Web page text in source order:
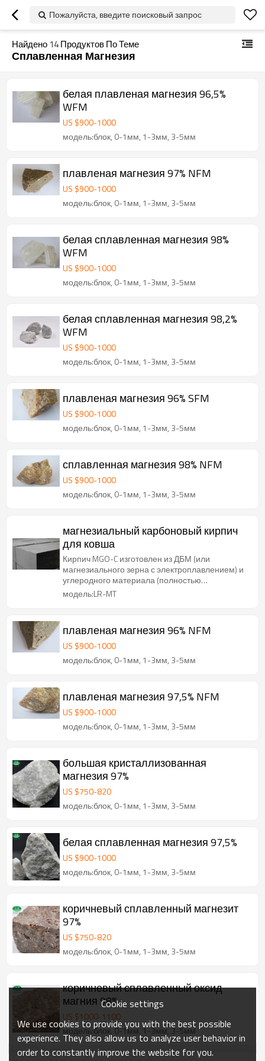
Пожалуйста, введите поисковый запрос
Найдено 14Продуктов По Теме
Сплавленная Магнезия
белая плавленая магнезия 96,5%
WFM
US $900-1000
модель:блок, 0-1мм, 1-3мм, 3-5мм
плавленая магнезия 97% NFM
US $900-1000
модель:блок, 0-1мм, 1-3мм, 3-5мм
белая сплавленная магнезия 98%
WFM
US $900-1000
модель:блок, 0-1мм, 1-3мм, 3-5мм
белая сплавленная магнезия 98,2%
WFM
US $900-1000
модель:блок, 0-1мм, 1-3мм, 3-5мм
плавленая магнезия 96% SFM
US $900-1000
модель:блок, 0-1мм, 1-3мм, 3-5мм
сплавленная магнезия 98% NFM
US $900-1000
модель:блок, 0-1мм, 1-3мм, 3-5мм
магнезиальный карбоновый кирпич
для ковша
Кирпич MGO-C изготовлен из ДБМ (или
магнезиального зерна с электроплавлением) и
углеродного материала (полностью
кристаллически
модель:LR-MT
плавленая магнезия 96% NFM
US $900-1000
модель:блок, 0-1мм, 1-3мм, 3-5мм
плавленая магнезия 97,5% NFM
US $900-1000
модель:блок, 0-1мм, 1-3мм, 3-5мм
большая кристаллизованная
магнезия 97%
US $750-820
модель:блок, 0-1мм, 1-3мм, 3-5мм
белая сплавленная магнезия 97,5%
US $900-1000
модель:блок, 0-1мм, 1-3мм, 3-5мм
коричневый сплавленный магнезит
97%
US $750-820
модель:блок, 0-1мм, 1-3мм, 3-5мм
коричневый сплавленный оксид
магния 98%
US $1000-1100
модель:блок, 0-1мм, 1-3мм, 3-5мм
Cookie settings
We use cookies to provide you with the best possible
experience. They also allow us to analyze user behavior in
order to constantly improve the website for you.